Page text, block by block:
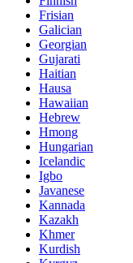
Frisian
Galician
Georgian
Gujarati
Haitian
Hausa
Hawaiian
Hebrew
Hmong
Hungarian
Icelandic
Igbo
Javanese
Kannada
Kazakh
Khmer
Kurdish